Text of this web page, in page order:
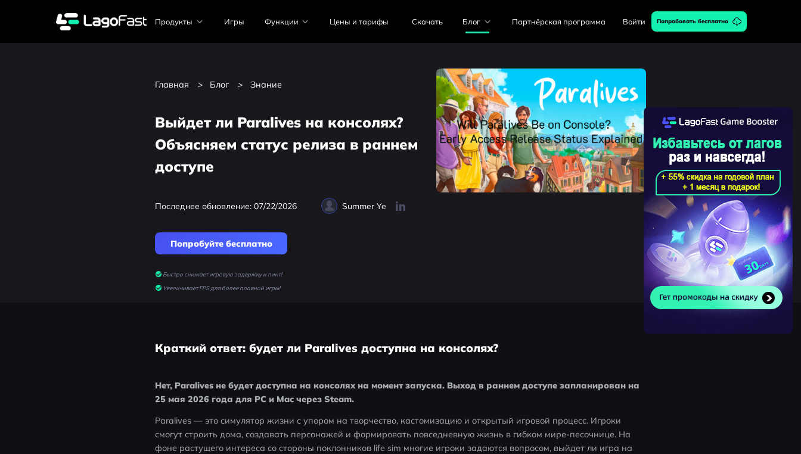
Продукты Игры Функции Цены и тарифы Скачать Блог Партнёрская программа Войти Попробовать бесплатно
Главная > Блог > Знание
Выйдет ли Paralives на консолях?
Объясняем статус релиза в раннем
доступе
Последнее обновление: 07/22/2026 Summer Ye
Попробуйте бесплатно
Быстро снижает игровую задержку и пинг!
Увеличивает FPS для более плавной игры!
Краткий ответ: будет ли Paralives доступна на консолях?
Нет, Paralives не будет доступна на консолях на момент запуска. Выход в раннем доступе запланирован на
25 мая 2026 года для PC и Mac через Steam.
Paralives — это симулятор жизни с упором на творчество, кастомизацию и открытый игровой процесс. Игроки
смогут строить дома, создавать персонажей и формировать повседневную жизнь в гибком мире-песочнице. На
фоне растущего интереса со стороны поклонников life sim многие игроки задаются вопросом, выйдет ли игра на